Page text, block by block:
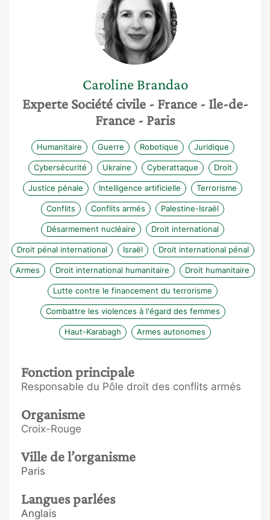
Caroline Brandao
Experte Société civile - France - Ile-de-
France - Paris
Humanitaire Guerre Robotique Juridique
Cybersécurité Ukraine Cyberattaque Droit
Justice pénale Intelligence artificielle Terrorisme
Conflits Conflits armés Palestine-Israël
Désarmement nucléaire Droit international
Droit pénal international Israël Droit international pénal
Armes Droit international humanitaire Droit humanitaire
Lutte contre le financement du terrorisme
Combattre les violences à l'égard des femmes
Haut-Karabagh Armes autonomes
Fonction principale
Responsable du Pôle droit des conflits armés
Organisme
Croix-Rouge
Ville de l’organisme
Paris
Langues parlées
Anglais